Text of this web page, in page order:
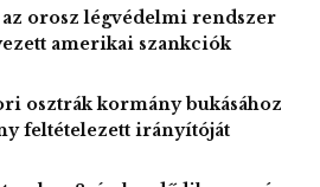
Németországgal együtt – továbbá
Britannia kapcsán 1984-ben, a
érintően bevezetett
megtartásához is.
orosz légvédelmi rendszer
amerikai szankciók
osztrák kormány bukásához
feltételezett irányítóját